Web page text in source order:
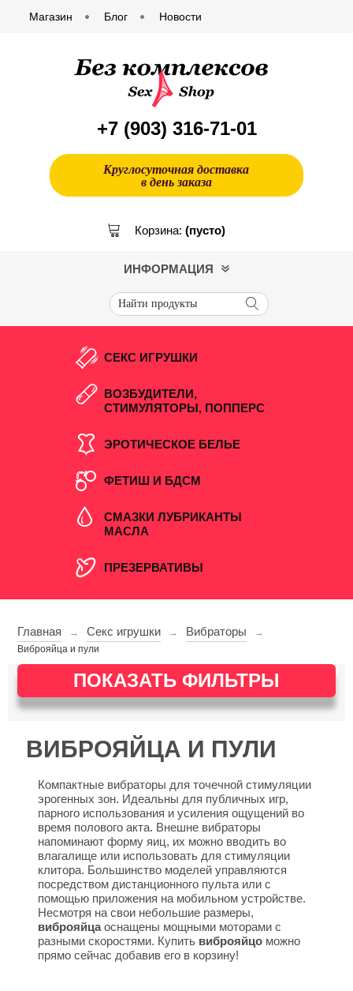
Магазин Блог Новости
+7 (903) 316-71-01
Круглосуточная доставка
в день заказа
Корзина: (пусто)
ИНФОРМАЦИЯ
СЕКС ИГРУШКИ
ВОЗБУДИТЕЛИ,
СТИМУЛЯТОРЫ, ПОППЕРС
ЭРОТИЧЕСКОЕ БЕЛЬЕ
ФЕТИШ И БДСМ
СМАЗКИ ЛУБРИКАНТЫ
МАСЛА
ПРЕЗЕРВАТИВЫ
Главная → Секс игрушки → Вибраторы
→
Виброяйца и пули
ПОКАЗАТЬ ФИЛЬТРЫ
ВИБРОЯЙЦА И ПУЛИ
Компактные вибраторы для точечной стимуляции
эрогенных зон. Идеальны для публичных игр,
парного использования и усиления ощущений во
время полового акта. Внешне вибраторы
напоминают форму яиц, их можно вводить во
влагалище или использовать для стимуляции
клитора. Большинство моделей управляются
посредством дистанционного пульта или с
помощью приложения на мобильном устройстве.
Несмотря на свои небольшие размеры,
виброяйцаоснащены мощными моторами с
разными скоростями. Купить виброяйцоможно
прямо сейчас добавив его в корзину!